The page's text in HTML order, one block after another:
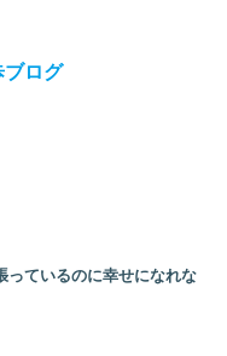
ブログ
っているのに幸せになれな